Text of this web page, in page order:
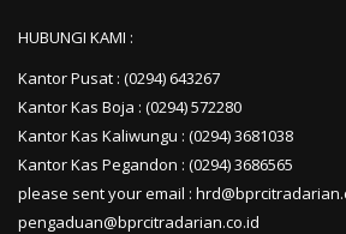
HUBUNGI KAMI :
Kantor Pusat : (0294) 643267
Kantor Kas Boja : (0294) 572280
Kantor Kas Kaliwungu : (0294) 3681038
Kantor Kas Pegandon : (0294) 3686565
please sent your email :
pengaduan@bprcitradarian.co.id